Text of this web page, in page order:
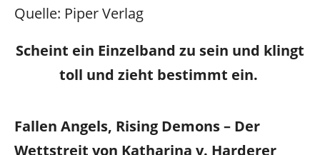
Quelle: Piper Verlag
Scheint ein Einzelband zu sein und klingt
toll und zieht bestimmt ein.
Fallen Angels, Rising Demons – Der
Wettstreit von Katharina v. Harderer